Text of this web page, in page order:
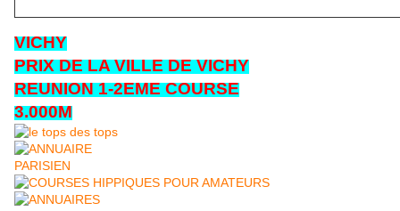
VICHY
PRIX DE LA VILLE DE VICHY
REUNION 1-2EME COURSE
3.000M